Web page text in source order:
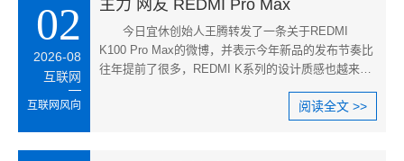
02
2026-08
互联网
互联网风向
主力 网友 REDMI Pro Max
今日宜休创始人王腾转发了一条关于REDMI
K100 Pro Max的微博，并表示今年新品的发布节奏比
往年提前了很多，REDMI K系列的设计质感也越来越
阅读全文 >>